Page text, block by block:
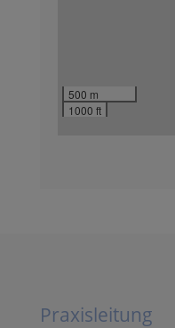
500 m
1000 ft
Praxisleitung